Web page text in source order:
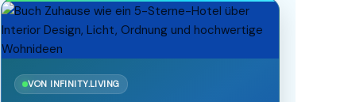
VON INFINITY.LIVING